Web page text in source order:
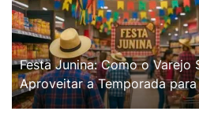
Festa Junina: Como o Varejo
Aproveitar a Temporada